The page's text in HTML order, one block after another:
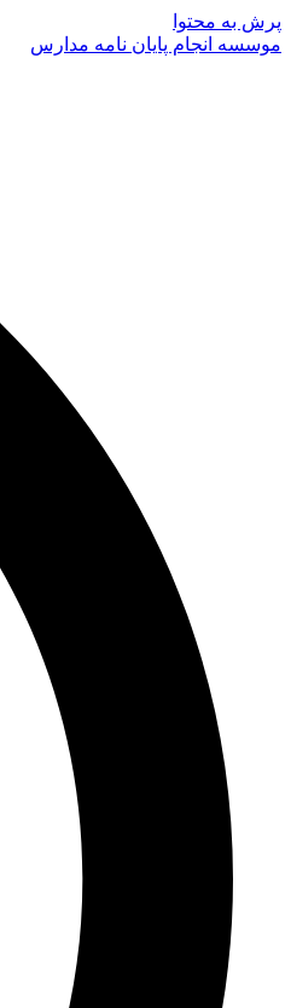
پرش به محتوا
موسسه انجام پایان نامه مدارس